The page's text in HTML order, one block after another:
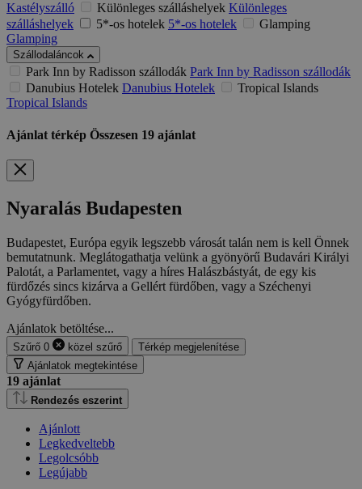
Kastélyszálló
Különleges szálláshelyek Különleges
szálláshelyek
5*-os hotelek 5*-os hotelek
Glamping
Glamping
Szállodaláncok
Park Inn by Radisson szállodák Park Inn by Radisson szállodák
Danubius Hotelek Danubius Hotelek
Tropical Islands
Tropical Islands
Ajánlat térkép Összesen 19 ajánlat
Nyaralás Budapesten
Budapestet, Európa egyik legszebb városát talán nem is kell Önnek
bemutatnunk. Meglátogathatja velünk a gyönyörű Budavári Királyi
Palotát, a Parlamentet, vagy a híres Halászbástyát, de egy kis
fürdőzés sincs kizárva a Gellért fürdőben, vagy a Széchenyi
Gyógyfürdőben.
Ajánlatok betöltése...
Szűrő 0 közel szűrő
Térkép megjelenítése
Ajánlatok megtekintése
19 ajánlat
Rendezés eszerint
Ajánlott
Legkedveltebb
Legolcsóbb
Legújabb